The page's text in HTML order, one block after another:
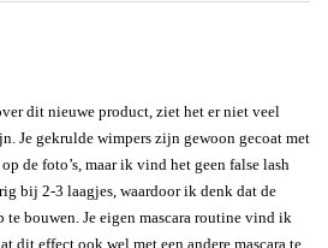
dit nieuwe product, ziet het er niet veel
Je gekrulde wimpers zijn gewoon gecoat met
de foto’s, maar ik vind het geen false lash
bij 2-3 laagjes, waardoor ik denk dat de
bouwen. Je eigen mascara routine vind ik
dit effect ook wel met een andere mascara te